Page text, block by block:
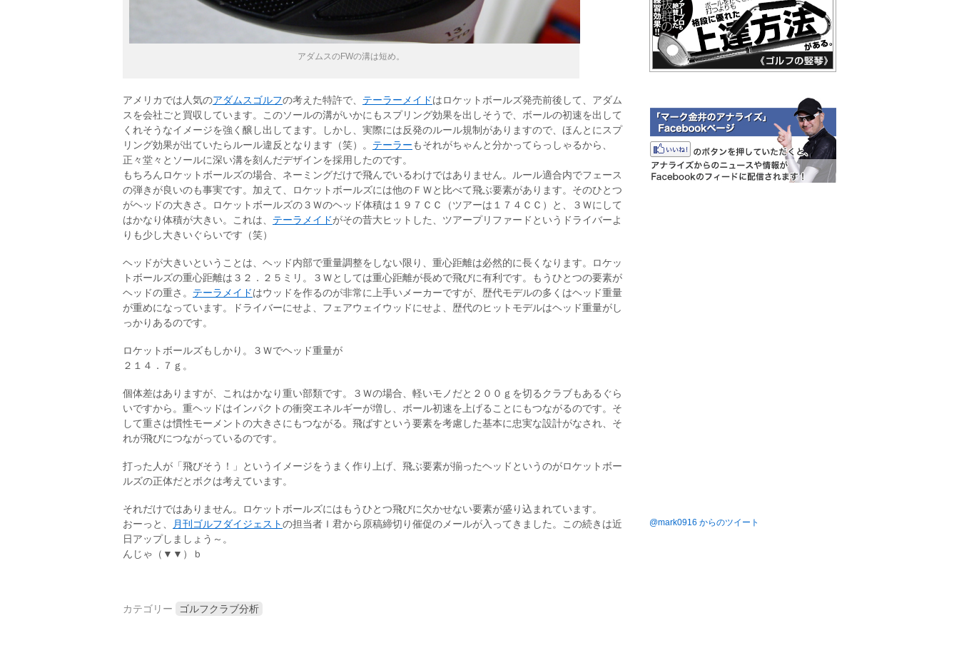
アダムスのFWの溝は短め。
アメリカでは人気のアダムスゴルフの考えた特許で、 テーラーメイドはロケットボールズ発売前後して、アダム
スを会社ごと買収しています。このソールの溝がいかにもスプリング効果を出しそうで、ボールの初速を出して
くれそうなイメージを強く醸し出してます。しかし、実際には反発のルール規制がありますので、ほんとにスプ
リング効果が出ていたらルール違反となります（笑）。 テーラーもそれがちゃんと分かってらっしゃるから、
正々堂々とソールに深い溝を刻んだデザインを採用したのです。
もちろんロケットボールズの場合、ネーミングだけで飛んでいるわけではありません。ルール適合内でフェース
の弾きが良いのも事実です。加えて、ロケットボールズには他のＦＷと比べて飛ぶ要素があります。そのひとつ
がヘッドの大きさ。ロケットボールズの３Ｗのヘッド体積は１９７ＣＣ（ツアーは１７４ＣＣ）と、３Ｗにして
はかなり体積が大きい。これは、 テーラメイドがその昔大ヒットした、ツアープリファードというドライバーよ
りも少し大きいぐらいです（笑）
ヘッドが大きいということは、ヘッド内部で重量調整をしない限り、重心距離は必然的に長くなります。ロケッ
トボールズの重心距離は３２．２５ミリ。３Ｗとしては重心距離が長めで飛びに有利です。もうひとつの要素が
ヘッドの重さ。 テーラメイドはウッドを作るのが非常に上手いメーカーですが、歴代モデルの多くはヘッド重量
が重めになっています。ドライバーにせよ、フェアウェイウッドにせよ、歴代のヒットモデルはヘッド重量がし
っかりあるのです。
ロケットボールズもしかり。３Ｗでヘッド重量が
２１４．７ｇ。
個体差はありますが、これはかなり重い部類です。３Ｗの場合、軽いモノだと２００ｇを切るクラブもあるぐら
いですから。重ヘッドはインパクトの衝突エネルギーが増し、ボール初速を上げることにもつながるのです。そ
して重さは慣性モーメントの大きさにもつながる。飛ばすという要素を考慮した基本に忠実な設計がなされ、そ
れが飛びにつながっているのです。
打った人が「飛びそう！」というイメージをうまく作り上げ、飛ぶ要素が揃ったヘッドというのがロケットボー
ルズの正体だとボクは考えています。
それだけではありません。ロケットボールズにはもうひとつ飛びに欠かせない要素が盛り込まれています。
おーっと、
月刊ゴルフダイジェストの担当者Ｉ君から原稿締切り催促のメールが入ってきました。この続きは近
日アップしましょう～。
んじゃ（▼▼）ｂ
カテゴリー ゴルフクラブ分析
@mark0916 からのツイート